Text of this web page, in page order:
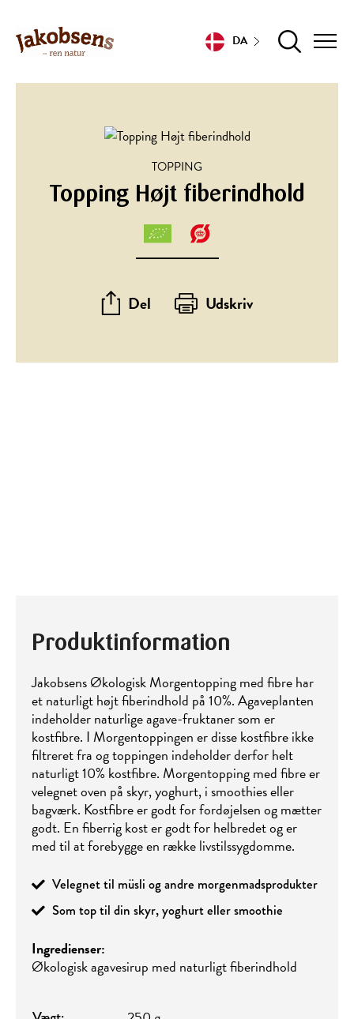
DA
TOPPING
Topping Højt fiberindhold
Del Udskriv
Produktinformation
Jakobsens Økologisk Morgentopping med fibre har
et naturligt højt fiberindhold på 10%. Agaveplanten
indeholder naturlige agave-fruktaner som er
kostfibre. I Morgentoppingen er disse kostfibre ikke
filtreret fra og toppingen indeholder derfor helt
naturligt 10% kostfibre. Morgentopping med fibre er
velegnet oven på skyr, yoghurt, i smoothies eller
bagværk. Kostfibre er godt for fordøjelsen og mætter
godt. En fiberrig kost er godt for helbredet og er
med til at forebygge en række livstilssygdomme.
Velegnet til müsli og andre morgenmadsprodukter
Som top til din skyr, yoghurt eller smoothie
Ingredienser:
Økologisk agavesirup med naturligt fiberindhold